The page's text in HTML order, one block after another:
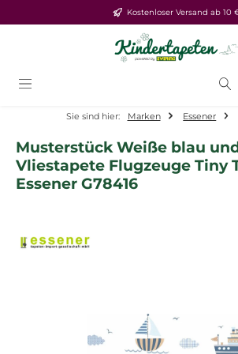
Zum Hauptinhalt springenKostenloser Versand ab 10
Sie sind hier: Marken Essener
Musterstück Weiße blau
Vliestapete Flugzeuge Tiny
Essener G78416
Bildergalerie überspringen